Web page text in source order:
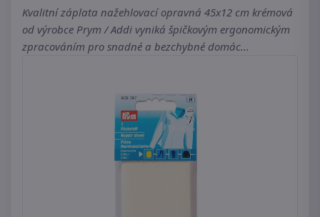
Kvalitní záplata nažehlovací opravná 45x12 cm krémová
od výrobce Prym / Addi vyniká špičkovým ergonomickým
zpracováním pro snadné a bezchybné domác...